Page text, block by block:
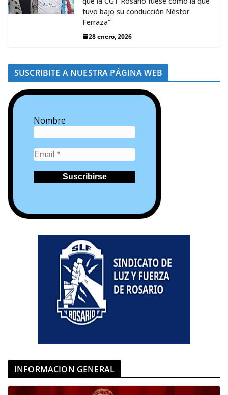
tuvo bajo su conducción Néstor
Ferraza”
28 enero, 2026
SUSCRIBITE A NUESTRA PÁGINA WEB
Nombre
INFORMACION GENERAL